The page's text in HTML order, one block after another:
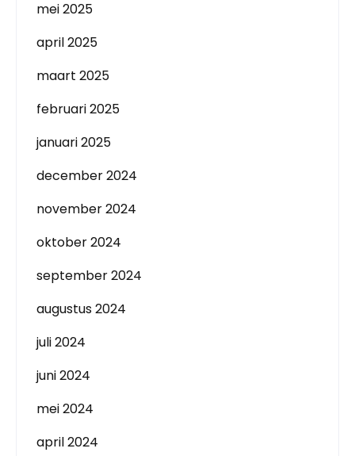
mei 2025
april 2025
maart 2025
februari 2025
januari 2025
december 2024
november 2024
oktober 2024
september 2024
augustus 2024
juli 2024
juni 2024
mei 2024
april 2024